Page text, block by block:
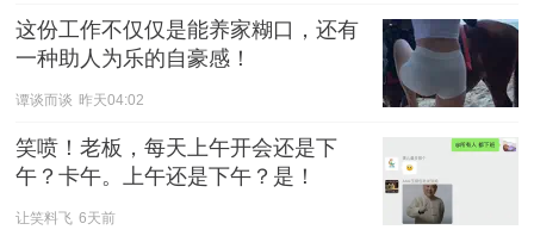
这份工作不仅仅是能养家糊口，还有
一种助人为乐的自豪感！
谭谈而谈 昨天04:02
笑喷！老板，每天上午开会还是下
午？卡午。上午还是下午？是！
让笑料飞 6天前